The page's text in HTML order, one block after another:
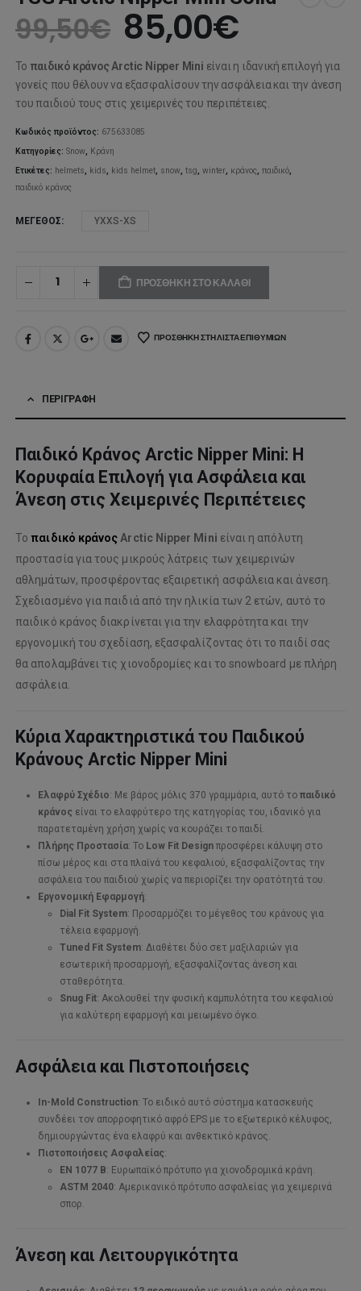
99,50€ Original
price
was:
99,50€.
85,00€Η
τιμή
85,00€.
Το παιδικό κράνος Arctic Nipper Mini είναι η ιδανική επιλογή για
γονείς που θέλουν να εξασφαλίσουν την ασφάλεια και την άνεση
του παιδιού τους στις χειμερινές του περιπέτειες.
Κωδικός προϊόντος: 675633085
Κατηγορίες:Snow, Κράνη
Ετικέτες: helmets, kids, kids helmet, snow,tsg,winter, κράνος,παιδικό,
παιδικό κράνος
ΜΈΓΕΘΟΣ YXXS-XS
ΠΡΟΣΘΉΚΗ ΣΤΟ ΚΑΛΆΘΙ
ΠΡΟΣΘΉΚΗ ΣΤΗ ΛΊΣΤΑ ΕΠΙΘΥΜΙΏΝ
ΠΕΡΙΓΡΑΦΉ
Παιδικό Κράνος Arctic Nipper Mini: Η
Κορυφαία Επιλογή για Ασφάλεια και
Άνεση στις Χειμερινές Περιπέτειες
Τοπαιδικό κράνος Arctic Nipper Mini είναι η απόλυτη
προστασία για τους μικρούς λάτρεις των χειμερινών
αθλημάτων, προσφέροντας εξαιρετική ασφάλεια και άνεση.
Σχεδιασμένο για παιδιά από την ηλικία των 2 ετών, αυτό το
παιδικό κράνος διακρίνεται για την ελαφρότητα και την
εργονομική του σχεδίαση, εξασφαλίζοντας ότι το παιδί σας
θα απολαμβάνει τις χιονοδρομίες και το snowboard με πλήρη
ασφάλεια.
Κύρια Χαρακτηριστικά του Παιδικού
Κράνους Arctic Nipper Mini
Ελαφρύ Σχέδιο: Με βάρος μόλις 370 γραμμάρια, αυτό το παιδικό
κράνος είναι το ελαφρύτερο της κατηγορίας του, ιδανικό για
παρατεταμένη χρήση χωρίς να κουράζει το παιδί.
Πλήρης Προστασία: Το Low Fit Designπροσφέρει κάλυψη στο
πίσω μέρος και στα πλαϊνά του κεφαλιού, εξασφαλίζοντας την
ασφάλεια του παιδιού χωρίς να περιορίζει την ορατότητά του.
Εργονομική Εφαρμογή:
Dial Fit System: Προσαρμόζει το μέγεθος του κράνους για
τέλεια εφαρμογή.
Tuned Fit System: Διαθέτει δύο σετ μαξιλαριών για
εσωτερική προσαρμογή, εξασφαλίζοντας άνεση και
σταθερότητα.
Snug Fit: Ακολουθεί την φυσική καμπυλότητα του κεφαλιού
για καλύτερη εφαρμογή και μειωμένο όγκο.
Ασφάλεια και Πιστοποιήσεις
In-Mold Construction: Το ειδικό αυτό σύστημα κατασκευής
συνδέει τον απορροφητικό αφρό EPS με το εξωτερικό κέλυφος,
δημιουργώντας ένα ελαφρύ και ανθεκτικό κράνος.
Πιστοποιήσεις Ασφαλείας:
EN 1077 B: Ευρωπαϊκό πρότυπο για χιονοδρομικά κράνη.
ASTM 2040: Αμερικανικό πρότυπο ασφαλείας για χειμερινά
σπορ.
Άνεση και Λειτουργικότητα